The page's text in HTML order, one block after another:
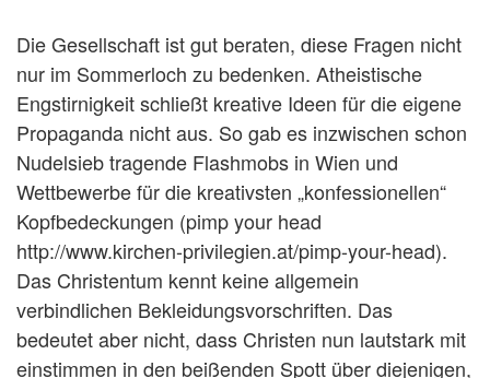
Die Gesellschaft ist gut beraten, diese Fragen nicht
nur im Sommerloch zu bedenken. Atheistische
Engstirnigkeit schließt kreative Ideen für die eigene
Propaganda nicht aus. So gab es inzwischen schon
Nudelsieb tragende Flashmobs in Wien und
Wettbewerbe für die kreativsten „konfessionellen“
Kopfbedeckungen (pimp your head
http://www.kirchen-privilegien.at/pimp-your-head).
Das Christentum kennt keine allgemein
verbindlichen Bekleidungsvorschriften. Das
bedeutet aber nicht, dass Christen nun lautstark mit
einstimmen in den beißenden Spott über diejenigen,